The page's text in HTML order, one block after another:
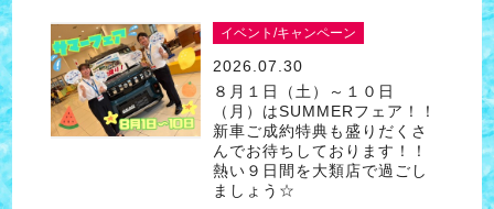
イベント/キャンペーン
2026.07.30
８月１日（土）～１０日
（月）はSUMMERフェア！！
新車ご成約特典も盛りだくさ
んでお待ちしております！！
熱い９日間を大類店で過ごし
ましょう☆